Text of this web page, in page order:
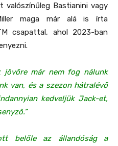
valószínűleg Bastianini vagy
maga már alá is írta
csapattal, ahol 2023-ban
jövőre már nem fog nálunk
van, és a szezon hátralévő
kedveljük Jack-et,
belőle az állandóság a